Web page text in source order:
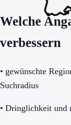
Welche
verbessern
• gewünschte
Suchradius
• Dringlichkeit und